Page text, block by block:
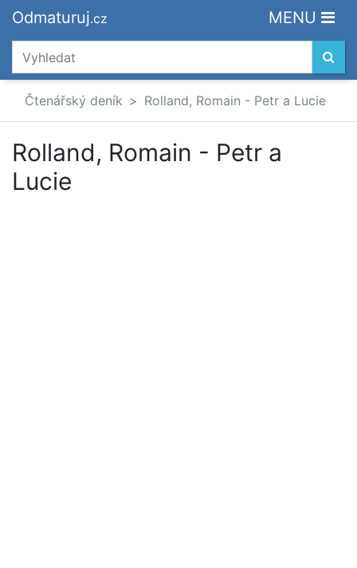
Odmaturuj.cz MENU
Čtenářský deník Rolland, Romain - Petr a Lucie
Rolland, Romain - Petr a
Lucie